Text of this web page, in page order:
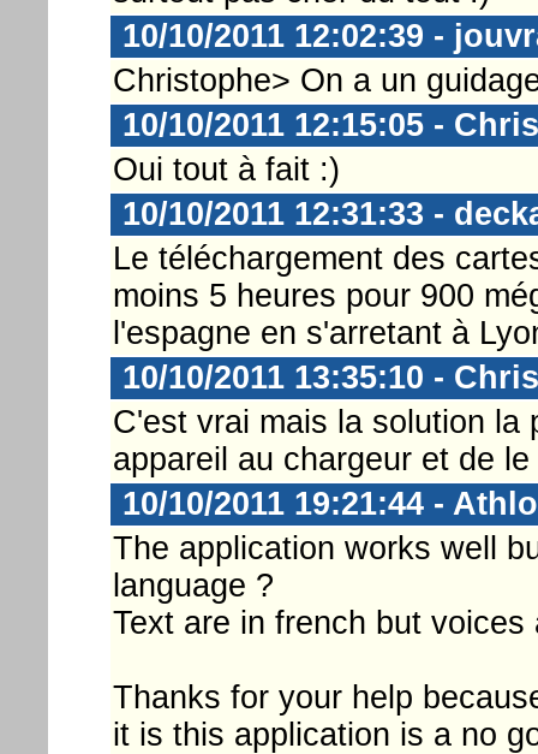
10/10/2011 12:02:39 -
Christophe> On a un
10/10/2011 12:15:05 -
Oui tout à fait :)
10/10/2011 12:31:33 -
Le téléchargement des
moins 5 heures pour 900
l'espagne en s'arretant à
10/10/2011 13:35:10 -
C'est vrai mais la solution la
appareil au chargeur et de
10/10/2011 19:21:44 -
The application works well
language ?
Text are in french but voices
Thanks for your help
it is this application is a no